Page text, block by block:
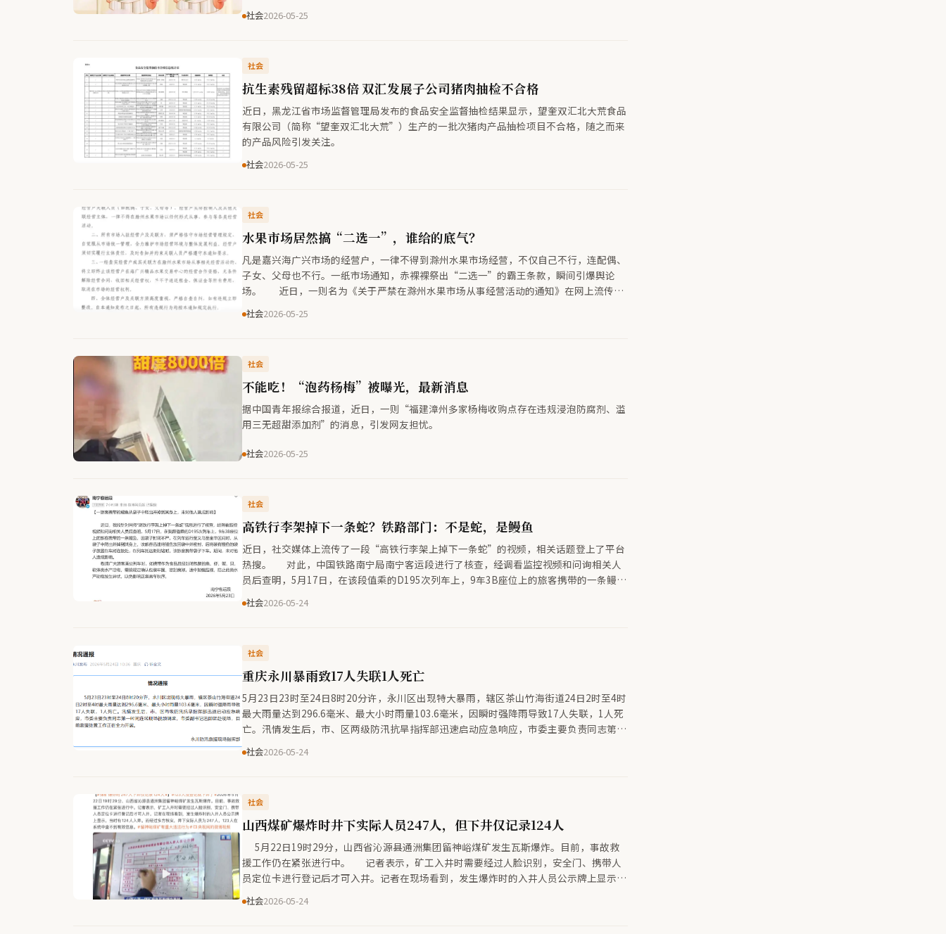
有销售，这种“心机商标”已涉嫌欺诈。
社会2026-05-25
社会
抗生素残留超标38倍 双汇发展子公司猪肉抽检不合格
近日，黑龙江省市场监督管理局发布的食品安全监督抽检结果显示，望奎双汇北大荒食品
有限公司（简称“望奎双汇北大荒”）生产的一批次猪肉产品抽检项目不合格，随之而来
的产品风险引发关注。
社会2026-05-25
社会
水果市场居然搞“二选一”，谁给的底气？
凡是嘉兴海广兴市场的经营户，一律不得到滁州水果市场经营，不仅自己不行，连配偶、
子女、父母也不行。一纸市场通知，赤裸裸祭出“二选一”的霸王条款，瞬间引爆舆论
场。 近日，一则名为《关于严禁在滁州水果市场从事经营活动的通知》在网上流传，
该通知署名为“嘉兴海广兴市场经营管理有限公司”。《通知》以单方面宣告的方式，禁
止经营户到新开业的邻省另一家市场经营。嘉兴市市场监督管理局表示注意到此事，并已
社会2026-05-25
社会
不能吃！“泡药杨梅”被曝光，最新消息
据中国青年报综合报道，近日，一则“福建漳州多家杨梅收购点存在违规浸泡防腐剂、滥
用三无超甜添加剂”的消息，引发网友担忧。
社会2026-05-25
社会
高铁行李架掉下一条蛇？铁路部门：不是蛇，是鳗鱼
近日，社交媒体上流传了一段“高铁行李架上掉下一条蛇”的视频，相关话题登上了平台
热搜。 对此，中国铁路南宁局南宁客运段进行了核查，经调看监控视频和问询相关人
员后查明，5月17日，在该段值乘的D195次列车上，9车3B座位上的旅客携带的一条鳗
鱼，因袋子封闭不严，在列车运行至义乌至金华区间时，从袋子中爬出并掉到其身上，该
旅客迅速将鳗鱼放回袋中并密封，后将装有鳗鱼的袋子放置在车厢连接处，在列车抵达衡
社会2026-05-24
社会
重庆永川暴雨致17人失联1人死亡
5月23日23时至24日8时20分许，永川区出现特大暴雨，辖区茶山竹海街道24日2时至4时
最大雨量达到296.6毫米、最大小时雨量103.6毫米，因瞬时强降雨导致17人失联，1人死
亡。汛情发生后，市、区两级防汛抗旱指挥部迅速启动应急响应，市委主要负责同志第一
时间连线现场视频调度，市委副书记迅即赶赴现场，目前救援处置工作正在全力开展。
社会2026-05-24
社会
山西煤矿爆炸时井下实际人员247人，但下井仅记录124人
5月22日19时29分，山西省沁源县通洲集团留神峪煤矿发生瓦斯爆炸。目前，事故救
援工作仍在紧张进行中。 记者表示，矿工入井时需要经过人脸识别，安全门、携带人
员定位卡进行登记后才可入井。记者在现场看到，发生爆炸时的入井人员公示牌上显示，
当时有124人入井。而经过多方核实，井下实际人员为247人，123人在系统中查不到有效
信息。
社会2026-05-24